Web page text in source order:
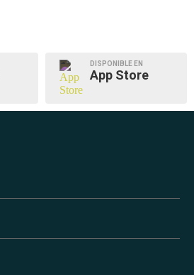
DISPONIBLE EN
App Store